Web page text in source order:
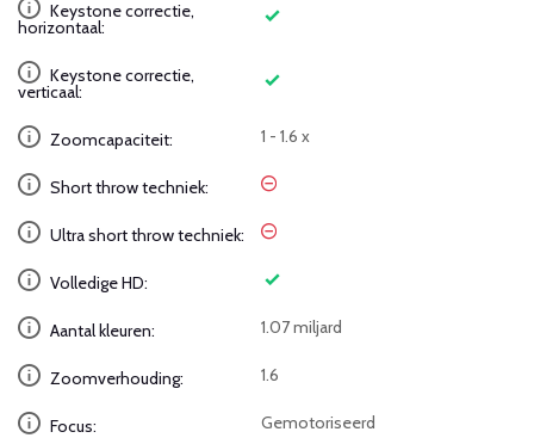
Keystone correctie,
horizontaal:
Keystone correctie,
verticaal:
Zoomcapaciteit: 1 - 1.6 x
Short throw techniek:
Ultra short throw techniek:
Volledige HD:
Aantal kleuren: 1.07 miljard
Zoomverhouding: 1.6
Focus: Gemotoriseerd